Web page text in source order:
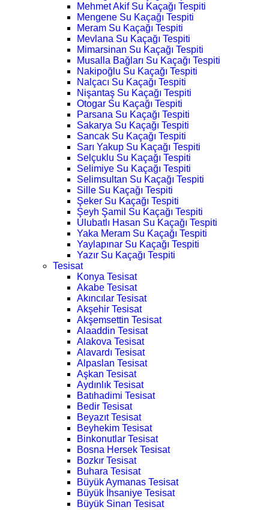
Mehmet Akif Su Kaçağı Tespiti
Mengene Su Kaçağı Tespiti
Meram Su Kaçağı Tespiti
Mevlana Su Kaçağı Tespiti
Mimarsinan Su Kaçağı Tespiti
Musalla Bağları Su Kaçağı Tespiti
Nakipoğlu Su Kaçağı Tespiti
Nalçacı Su Kaçağı Tespiti
Nişantaş Su Kaçağı Tespiti
Otogar Su Kaçağı Tespiti
Parsana Su Kaçağı Tespiti
Sakarya Su Kaçağı Tespiti
Sancak Su Kaçağı Tespiti
Sarı Yakup Su Kaçağı Tespiti
Selçuklu Su Kaçağı Tespiti
Selimiye Su Kaçağı Tespiti
Selimsultan Su Kaçağı Tespiti
Sille Su Kaçağı Tespiti
Şeker Su Kaçağı Tespiti
Şeyh Şamil Su Kaçağı Tespiti
Ulubatlı Hasan Su Kaçağı Tespiti
Yaka Meram Su Kaçağı Tespiti
Yaylapınar Su Kaçağı Tespiti
Yazır Su Kaçağı Tespiti
Tesisat
Konya Tesisat
Akabe Tesisat
Akıncılar Tesisat
Akşehir Tesisat
Akşemsettin Tesisat
Alaaddin Tesisat
Alakova Tesisat
Alavardı Tesisat
Alpaslan Tesisat
Aşkan Tesisat
Aydınlık Tesisat
Batıhadimi Tesisat
Bedir Tesisat
Beyazıt Tesisat
Beyhekim Tesisat
Binkonutlar Tesisat
Bosna Hersek Tesisat
Bozkır Tesisat
Buhara Tesisat
Büyük Aymanas Tesisat
Büyük İhsaniye Tesisat
Büyük Sinan Tesisat